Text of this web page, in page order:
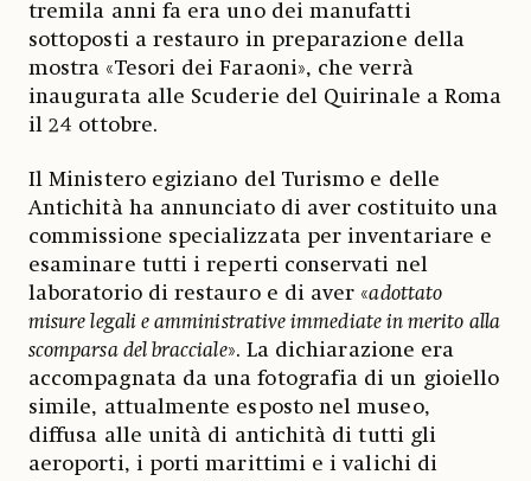
tremila anni fa era uno dei manufatti
sottoposti a restauro in preparazione della
mostra «Tesori dei Faraoni», che verrà
inaugurata alle Scuderie del Quirinale a Roma
il 24 ottobre.
Il Ministero egiziano del Turismo e delle
Antichità ha annunciato di aver costituito una
commissione specializzata per inventariare e
esaminare tutti i reperti conservati nel
laboratorio di restauro e di aver «adottato
misure legali e amministrative immediate in merito alla
scomparsa del bracciale». La dichiarazione era
accompagnata da una fotografia di un gioiello
simile, attualmente esposto nel museo,
diffusa alle unità di antichità di tutti gli
aeroporti, i porti marittimi e i valichi di